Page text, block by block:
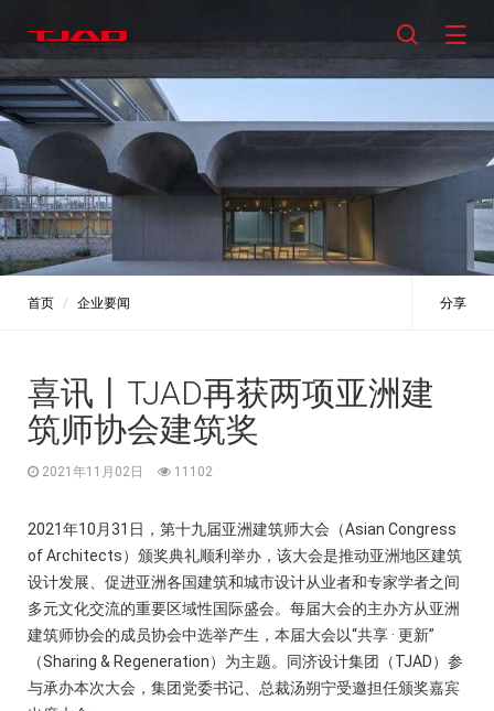
首页 企业要闻 分享
喜讯丨TJAD再获两项亚洲建
筑师协会建筑奖
2021年11月02日 11102
2021年10月31日，第十九届亚洲建筑师大会（Asian Congress
of Architects）颁奖典礼顺利举办，该大会是推动亚洲地区建筑
设计发展、促进亚洲各国建筑和城市设计从业者和专家学者之间
多元文化交流的重要区域性国际盛会。每届大会的主办方从亚洲
建筑师协会的成员协会中选举产生，本届大会以“共享 · 更新”
（Sharing & Regeneration）为主题。同济设计集团（TJAD）参
与承办本次大会，集团党委书记、总裁汤朔宁受邀担任颁奖嘉宾